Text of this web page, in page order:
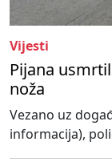
Vijesti
Pijana
noža
Vezano uz
informacija),